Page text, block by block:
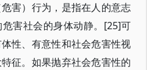
害）行为，是指在人的意志
害社会的身体动静。[25]可
性、有意性和社会危害性视
征。如果抛弃社会危害性的